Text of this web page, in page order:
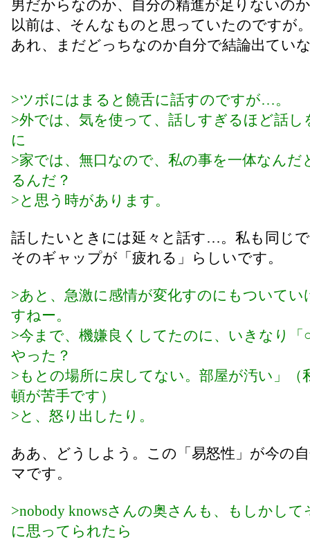
男だからなのか、自分の精進が足りないの
以前は、そんなものと思っていたのですが
あれ、まだどっちなのか自分で結論出てい
>ツボにはまると饒舌に話すのですが…。
>外では、気を使って、話しすぎるほど話し
に
>家では、無口なので、私の事を一体なんだ
るんだ？
>と思う時があります。
話したいときには延々と話す…。私も同じ
そのギャップが「疲れる」らしいです。
>あと、急激に感情が変化すのにもついてい
すねー。
>今まで、機嫌良くしてたのに、いきなり「
やった？
>もとの場所に戻してない。部屋が汚い」（
頓が苦手です）
>と、怒り出したり。
ああ、どうしよう。この「易怒性」が今の
マです。
>nobody knowsさんの奥さんも、もしかして
に思ってられたら